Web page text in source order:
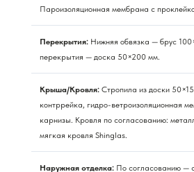
Пароизоляционная мембрана с
Перекрытия: Нижняя обвязка — брус
перекрытия — доска 50×200 мм.
Крыша/Кровля: Стропила из доски
контррейка, гидро-ветроизоляционная
карнизы. Кровля по согласованию:
мягкая кровля Shinglas.
Наружная отделка: По согласованию —